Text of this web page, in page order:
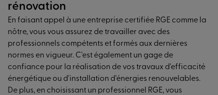
rénovation
En faisant appel à une entreprise certifiée RGE comme la
nôtre, vous vous assurez de travailler avec des
professionnels compétents et formés aux dernières
normes en vigueur. C'est également un gage de
confiance pour la réalisation de vos travaux d'efficacité
énergétique ou d'installation d'énergies renouvelables.
De plus, en choisissant un professionnel RGE, vous